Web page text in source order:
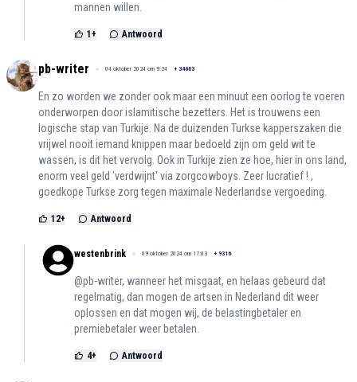
mannen willen.
1 + Antwoord
pb-writer 04 oktober 2024 om 9:24 + 34603
En zo worden we zonder ook maar een minuut een oorlog te voeren
onderworpen door islamitische bezetters. Het is trouwens een
logische stap van Turkije. Na de duizenden Turkse kapperszaken die
vrijwel nooit iemand knippen maar bedoeld zijn om geld wit te
wassen, is dit het vervolg. Ook in Turkije zien ze hoe, hier in ons land,
enorm veel geld 'verdwijnt' via zorgcowboys. Zeer lucratief ! ,
goedkope Turkse zorg tegen maximale Nederlandse vergoeding.
12+ Antwoord
westenbrink 09 oktober 2024 om 17:03 + 9316
@pb-writer, wanneer het misgaat, en helaas gebeurd dat
regelmatig, dan mogen de artsen in Nederland dit weer
oplossen en dat mogen wij, de belastingbetaler en
premiebetaler weer betalen.
4+ Antwoord